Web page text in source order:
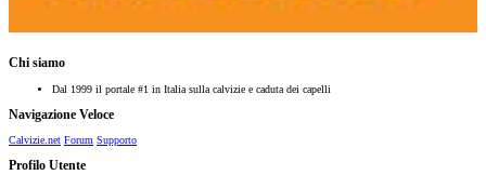
Chi siamo
Dal 1999 il portale #1 in Italia sulla calvizie e caduta dei capelli
Navigazione Veloce
Calvizie.net Forum Supporto
Profilo Utente